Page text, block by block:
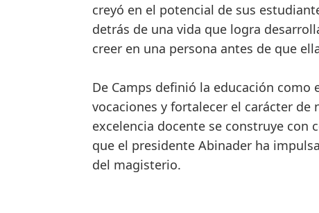
creyó en el potencial de sus
detrás de una vida que logra
creer en una persona antes de que
De Camps definió la educación
vocaciones y fortalecer el carácter
excelencia docente se construye con
que el presidente Abinader ha
del magisterio.